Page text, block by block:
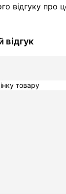
відгуку про
відгук
товару